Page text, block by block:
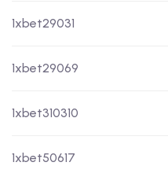
1xbet29031
1xbet29069
1xbet310310
1xbet50617